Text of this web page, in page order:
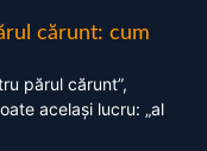
cărunt: cum
părul cărunt”,
același lucru: „al